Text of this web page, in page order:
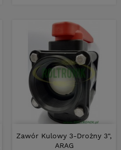
Zawór Kulowy 3-Drożny 3",
ARAG